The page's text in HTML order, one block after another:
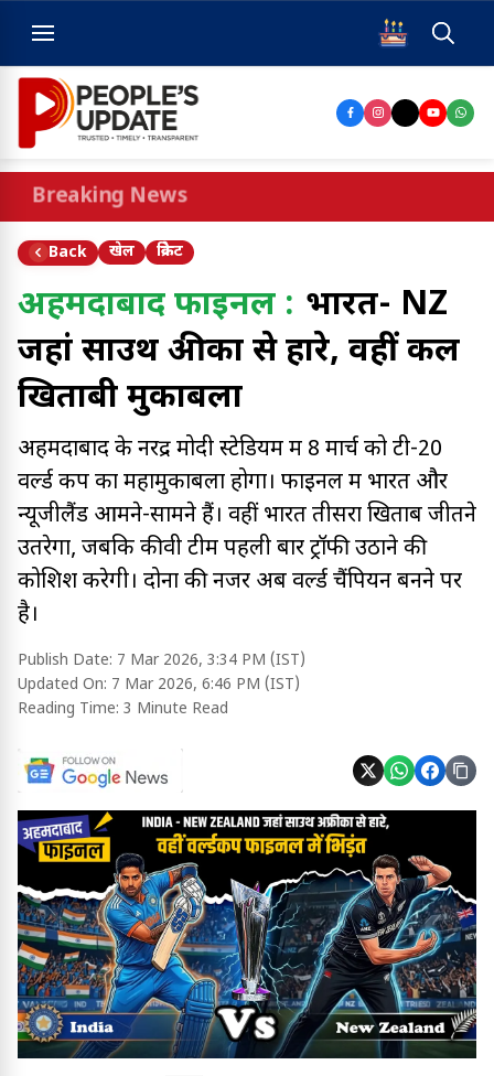
Breaking News
Back खेल क्रिकेट
अहमदाबाद फाइनल : भारत- NZ
जहां साउथ अफ्रीका से हारे, वहीं कल
खिताबी मुकाबला
अहमदाबाद के नरेंद्र मोदी स्टेडियम में 8 मार्च को टी-20
वर्ल्ड कप का महामुकाबला होगा। फाइनल में भारत और
न्यूजीलैंड आमने-सामने हैं। वहीं भारत तीसरा खिताब जीतने
उतरेगा, जबकि कीवी टीम पहली बार ट्रॉफी उठाने की
कोशिश करेगी। दोनों की नजर अब वर्ल्ड चैंपियन बनने पर
है।
Publish Date: 7 Mar 2026, 3:34 PM (IST)
Updated On: 7 Mar 2026, 6:46 PM (IST)
Reading Time: 3 Minute Read